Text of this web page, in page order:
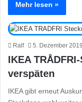
Mehr lesen »
Ralf 5. Dezember 2019
IKEA
verspäten
IKEA gibt erneut